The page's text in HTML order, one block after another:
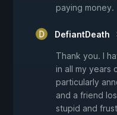
paying money.
DefiantDeath
Thank you. I
in all my years
particularly
and a friend
stupid and